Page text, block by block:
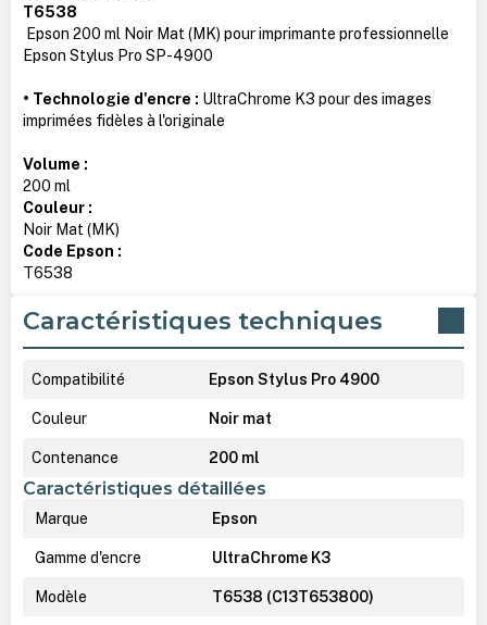
T6538
Epson 200 ml Noir Mat (MK) pour imprimante professionnelle
Epson Stylus Pro SP-4900
• Technologie d'encre : UltraChrome K3 pour des images
imprimées fidèles à l'originale
Volume :
200 ml
Couleur :
Noir Mat (MK)
Code Epson :
T6538
Caractéristiques techniques
Compatibilité Epson Stylus Pro 4900
Couleur Noir mat
Contenance 200 ml
Caractéristiques détaillées
Marque Epson
Gamme d'encre UltraChrome K3
Modèle T6538 (C13T653800)